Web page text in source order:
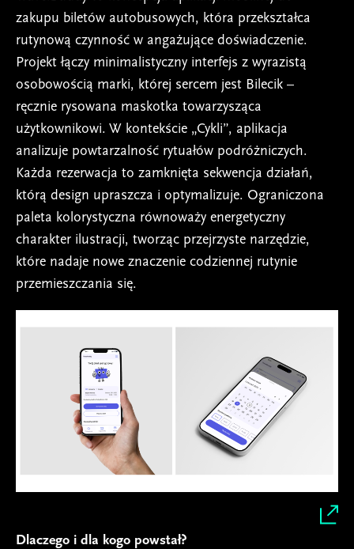
zakupu biletów autobusowych, która przekształca
rutynową czynność w angażujące doświadczenie.
Projekt łączy minimalistyczny interfejs z wyrazistą
osobowością marki, której sercem jest Bilecik –
ręcznie rysowana maskotka towarzysząca
użytkownikowi. W kontekście „Cykli”, aplikacja
analizuje powtarzalność rytuałów podróżniczych.
Każda rezerwacja to zamknięta sekwencja działań,
którą design upraszcza i optymalizuje. Ograniczona
paleta kolorystyczna równoważy energetyczny
charakter ilustracji, tworząc przejrzyste narzędzie,
które nadaje nowe znaczenie codziennej rutynie
przemieszczania się.
Dlaczego i dla kogo powstał?